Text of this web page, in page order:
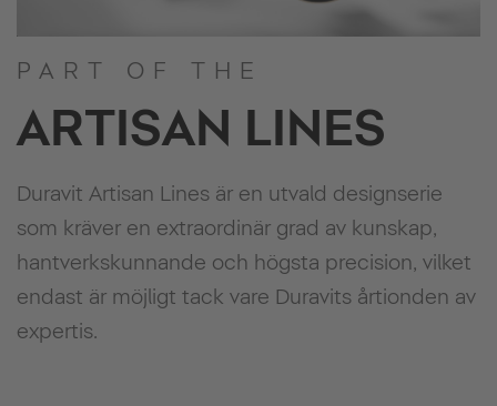
PART OF THE
ARTISAN LINES
Duravit Artisan Lines är en utvald designserie
som kräver en extraordinär grad av kunskap,
hantverkskunnande och högsta precision, vilket
endast är möjligt tack vare Duravits årtionden av
expertis.